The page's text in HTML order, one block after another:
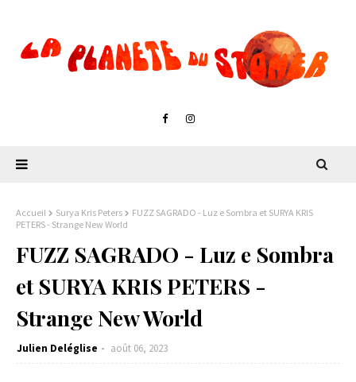
Accueil Surya Kris Peters
FUZZ SAGRADO - Luz e Sombra et SURYA KRIS
PETERS - Strange New World
FUZZ SAGRADO - Luz e Sombra
et SURYA KRIS PETERS -
Strange New World
Julien Deléglise août 06, 2023